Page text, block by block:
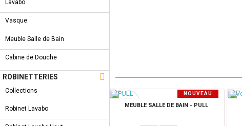
Lavabo
Vasque
Meuble Salle de Bain
Cabine de Douche
ROBINETTERIES 
Collections
Robinet Lavabo
NOUVEAU
MEUBLE SALLE DE BAIN - PULL